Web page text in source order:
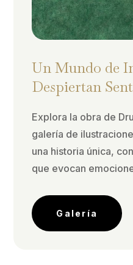
Un Mundo de
Despiertan
Explora la obra de
galería de
una historia única,
que evocan
Galería